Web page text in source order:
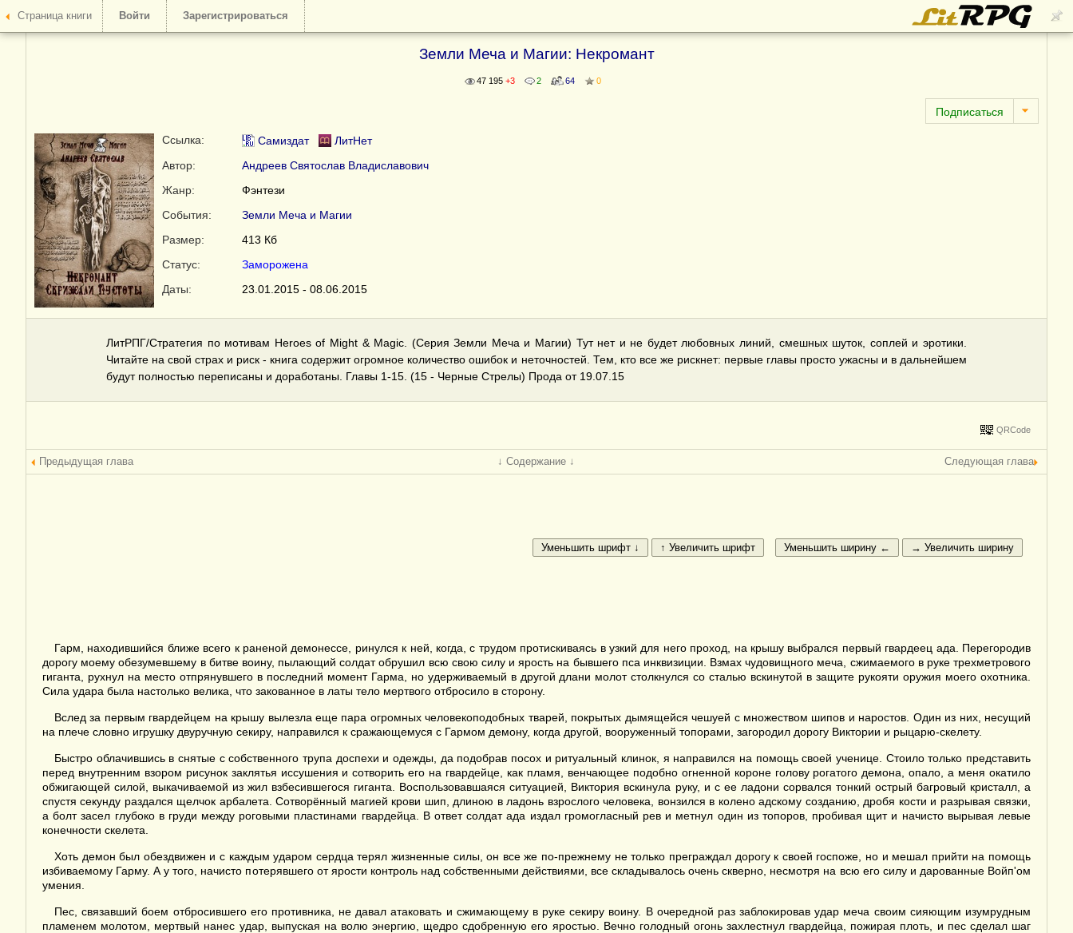
Страница книги Войти Зарегистрироваться
Земли Меча и Магии: Некромант
47 195 +3 2 64 0
Ссылка: Самиздат
ЛитНет
Автор:
Андреев Святослав Владиславович
Жанр:
Фэнтези
События:
Земли Меча и Магии
Размер:
413 Кб
Статус:
Заморожена
Даты:
23.01.2015 - 08.06.2015
ЛитРПГ/Стратегия по мотивам Heroes of Might & Magic. (Серия Земли Меча и Магии) Тут нет и не будет любовных линий, смешных шуток, соплей и эротики.
Читайте на свой страх и риск - книга содержит огромное количество ошибок и неточностей. Тем, кто все же рискнет: первые главы просто ужасны и в дальнейшем
будут полностью переписаны и доработаны. Главы 1-15. (15 - Черные Стрелы) Прода от 19.07.15
QRCode
Предыдущая глава ↓ Содержание ↓ Следующая глава
Гарм, находившийся ближе всего к раненой демонессе, ринулся к ней, когда, с трудом протискиваясь в узкий для него проход, на крышу выбрался первый гвардеец ада. Перегородив
дорогу моему обезумевшему в битве воину, пылающий солдат обрушил всю свою силу и ярость на бывшего пса инквизиции. Взмах чудовищного меча, сжимаемого в руке трехметрового
гиганта, рухнул на место отпрянувшего в последний момент Гарма, но удерживаемый в другой длани молот столкнулся со сталью вскинутой в защите рукояти оружия моего охотника.
Сила удара была настолько велика, что закованное в латы тело мертвого отбросило в сторону.
Вслед за первым гвардейцем на крышу вылезла еще пара огромных человекоподобных тварей, покрытых дымящейся чешуей с множеством шипов и наростов. Один из них, несущий
на плече словно игрушку двуручную секиру, направился к сражающемуся с Гармом демону, когда другой, вооруженный топорами, загородил дорогу Виктории и рыцарю-скелету.
Быстро облачившись в снятые с собственного трупа доспехи и одежды, да подобрав посох и ритуальный клинок, я направился на помощь своей ученице. Стоило только представить
перед внутренним взором рисунок заклятья иссушения и сотворить его на гвардейце, как пламя, венчающее подобно огненной короне голову рогатого демона, опало, а меня окатило
обжигающей силой, выкачиваемой из жил взбесившегося гиганта. Воспользовавшаяся ситуацией, Виктория вскинула руку, и с ее ладони сорвался тонкий острый багровый кристалл, а
спустя секунду раздался щелчок арбалета. Сотворённый магией крови шип, длиною в ладонь взрослого человека, вонзился в колено адскому созданию, дробя кости и разрывая связки,
а болт засел глубоко в груди между роговыми пластинами гвардейца. В ответ солдат ада издал громогласный рев и метнул один из топоров, пробивая щит и начисто вырывая левые
конечности скелета.
Хоть демон был обездвижен и с каждым ударом сердца терял жизненные силы, он все же по-прежнему не только преграждал дорогу к своей госпоже, но и мешал прийти на помощь
избиваемому Гарму. А у того, начисто потерявшего от ярости контроль над собственными действиями, все складывалось очень скверно, несмотря на всю его силу и дарованные Войп'ом
умения.
Пес, связавший боем отбросившего его противника, не давал атаковать и сжимающему в руке секиру воину. В очередной раз заблокировав удар меча своим сияющим изумрудным
пламенем молотом, мертвый нанес удар, выпуская на волю энергию, щедро сдобренную его яростью. Вечно голодный огонь захлестнул гвардейца, пожирая плоть, и пес сделал шаг